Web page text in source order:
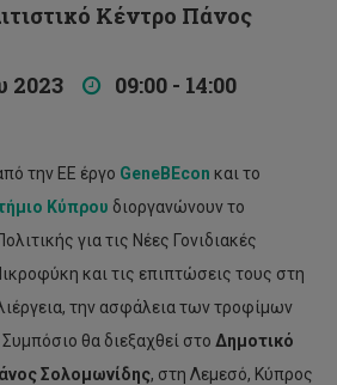
Κέντρο Πάνος
2023
09:00 - 14:00
την ΕΕ έργο GeneBEcon και το
Κύπρου διοργανώνουν το
για τις Νέες Γονιδιακές
και τις επιπτώσεις τους στη
την ασφάλεια των τροφίμων
θα διεξαχθεί στο Δημοτικό
Σολομωνίδης, στη Λεμεσό, Κύπρος